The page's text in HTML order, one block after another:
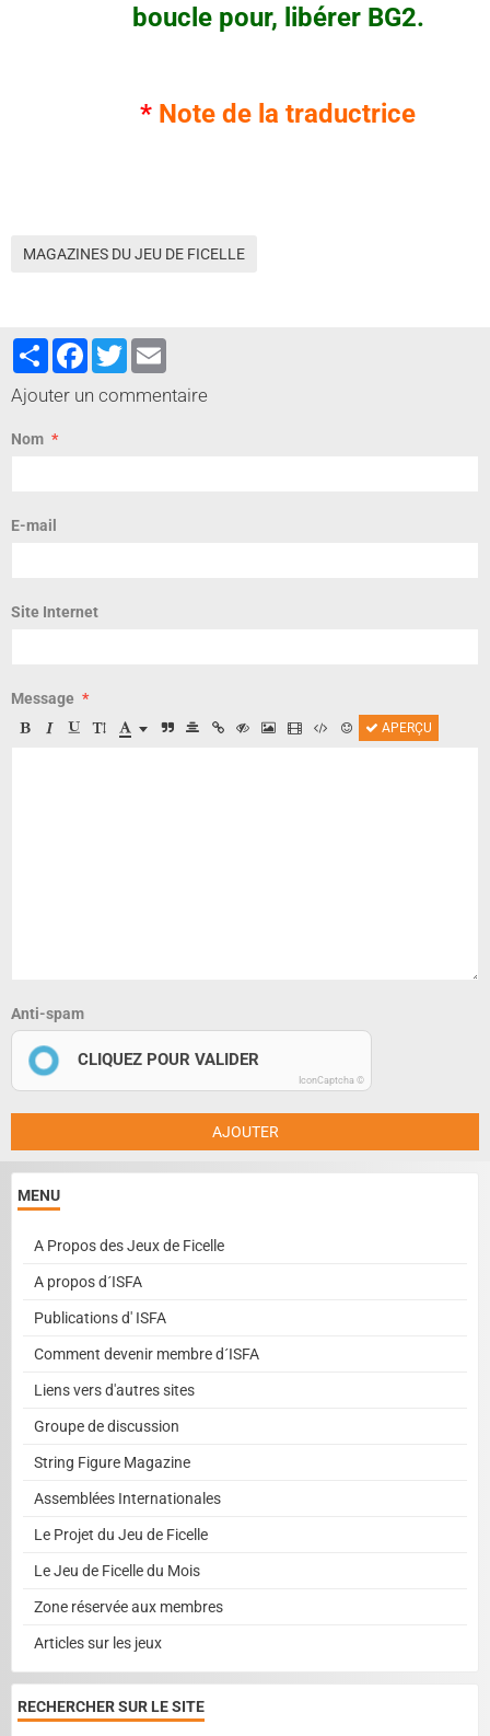
boucle pour, libérer BG2.
* Note de la traductrice
MAGAZINES DU JEU DE FICELLE
PartagerFacebook
Twitter
Ajouter un commentaire
Nom
E-mail
Site Internet
Message
APERÇU
Anti-spam
CLIQUEZ POUR VALIDER
IconCaptcha ©
AJOUTER
MENU
A Propos des Jeux de Ficelle
A propos d´ISFA
Publications d' ISFA
Comment devenir membre d´ISFA
Liens vers d'autres sites
Groupe de discussion
String Figure Magazine
Assemblées Internationales
Le Projet du Jeu de Ficelle
Le Jeu de Ficelle du Mois
Zone réservée aux membres
Articles sur les jeux
RECHERCHER SUR LE SITE